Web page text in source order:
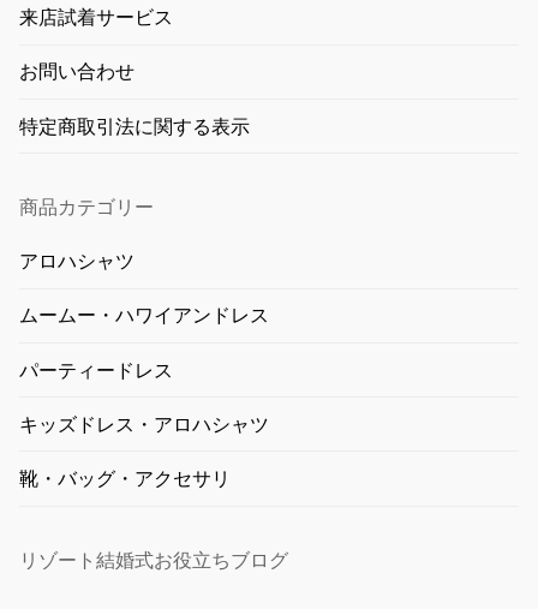
来店試着サービス
お問い合わせ
特定商取引法に関する表示
商品カテゴリー
アロハシャツ
ムームー・ハワイアンドレス
パーティードレス
キッズドレス・アロハシャツ
靴・バッグ・アクセサリ
リゾート結婚式お役立ちブログ